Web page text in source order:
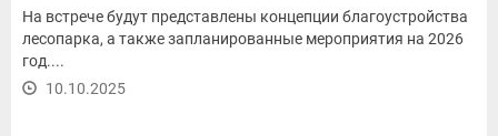
На встрече будут представлены концепции благоустройства
лесопарка, а также запланированные мероприятия на 2026
год....
10.10.2025